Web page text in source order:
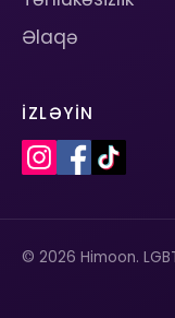
Əlaqə
İZLƏYIN
© 2026 Himoon.